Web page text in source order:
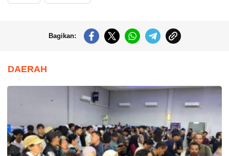
Bagikan:
DAERAH